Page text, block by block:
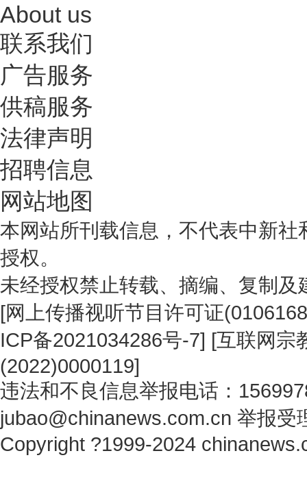
About us
联系我们
广告服务
供稿服务
法律声明
招聘信息
网站地图
本网站所刊载信息，不代表中新
授权。
未经授权禁止转载、摘编、复制
[网上传播视听节目许可证
ICP备2021034286号-7] [互联网宗
(2022)0000119]
违法和不良信息举报电话：
jubao@chinanews.com.cn 举报受
Copyright ?1999-2024